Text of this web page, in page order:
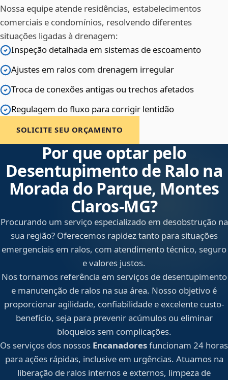
Nossa equipe atende residências, estabelecimentos
comerciais e condomínios, resolvendo diferentes
situações ligadas à drenagem:
Inspeção detalhada em sistemas de escoamento
Ajustes em ralos com drenagem irregular
Troca de conexões antigas ou trechos afetados
Regulagem do fluxo para corrigir lentidão
SOLICITE SEU ORÇAMENTO
Por que optar pelo
Desentupimento de Ralo na
Morada do Parque, Montes
Claros‑MG?
Procurando um serviço especializado em desobstrução na
sua região? Oferecemos rapidez tanto para situações
emergenciais em ralos, com atendimento técnico, seguro
e valores justos.
Nos tornamos referência em serviços de desentupimento
e manutenção de ralos na sua área. Nosso objetivo é
proporcionar agilidade, confiabilidade e excelente custo-
benefício, seja para prevenir acúmulos ou eliminar
bloqueios sem complicações.
Os serviços dos nossos Encanadoresfuncionam 24 horas
para ações rápidas, inclusive em urgências. Atuamos na
liberação de ralos internos e externos, limpeza de